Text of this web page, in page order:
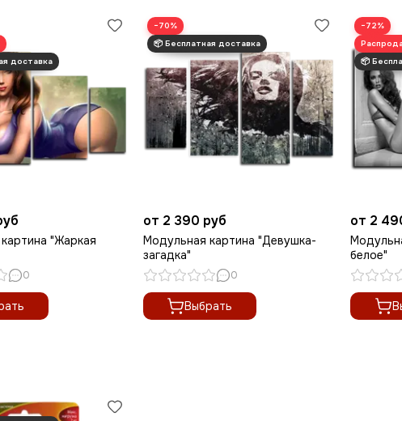
"Жаркая
0
−70%
от 2 390 руб
Модульная картина "Девушка-
загадка"
0
Выбрать
−72%
от 2
белое"